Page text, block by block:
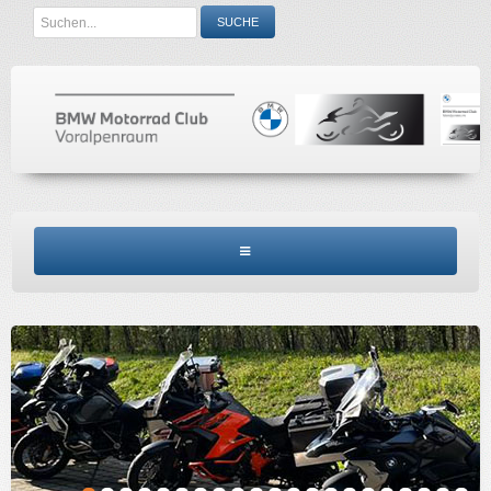
Search
...
SUCHE
CLUBINFO
TERMINE
ACCESSORIES